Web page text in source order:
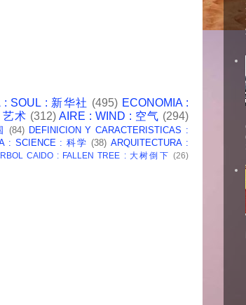
: SOUL : 新华社 (495) ECONOMIA :
艺术 (312) AIRE : WIND : 空气 (294)
(84) DEFINICION Y CARACTERISTICAS :
: SCIENCE : 科学 (38) ARQUITECTURA :
CAIDO : FALLEN TREE : 大树倒下 (26)